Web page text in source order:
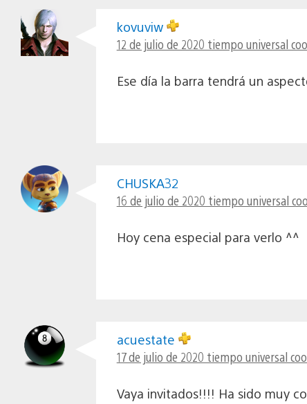
kovuviw
12 de julio de 2020 tiempo universal
Ese día la barra tendrá un
CHUSKA32
16 de julio de 2020 tiempo universal
Hoy cena especial para verlo ^^
acuestate
17 de julio de 2020 tiempo universal
Vaya invitados!!!! Ha sido muy